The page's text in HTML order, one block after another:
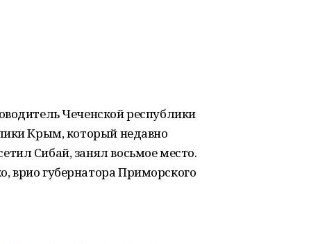
Чеченской республики
Крым, который недавно
Сибай, занял восьмое место.
врио губернатора Приморского